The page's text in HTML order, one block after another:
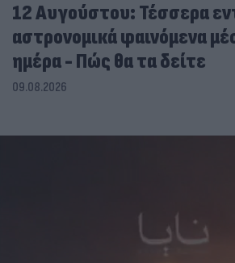
12 Αυγούστου: Τέσσερα
αστρονομικά φαινόμενα
ημέρα - Πώς θα τα δείτε
09.08.2026